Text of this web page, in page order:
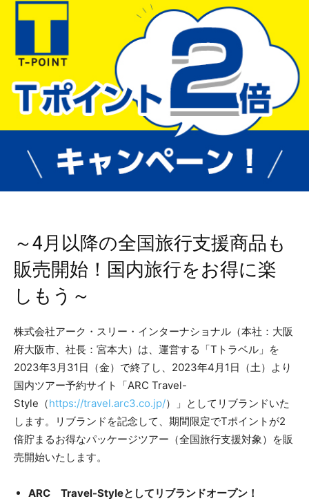
～4月以降の全国旅行支援商品も
販売開始！国内旅行をお得に楽
しもう～
株式会社アーク・スリー・インターナショナル（本社：大阪
府大阪市、社長：宮本大）は、運営する「Tトラベル」を
2023年3月31日（金）で終了し、2023年4月1日（土）より
国内ツアー予約サイト「ARC Travel-
Style（https://travel.arc3.co.jp/）」としてリブランドいた
します。リブランドを記念して、期間限定でTポイントが2
倍貯まるお得なパッケージツアー（全国旅行支援対象）を販
売開始いたします。
ARC Travel-Styleとしてリブランドオープン！